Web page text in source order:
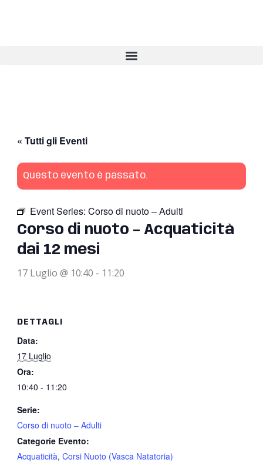
« Tutti gli Eventi
Questo evento è passato.
Event Series: Corso di nuoto – Adulti
Corso di nuoto – Acquaticità
dai 12 mesi
17 Luglio @ 10:40 - 11:20
DETTAGLI
Data:
17 Luglio
Ora:
10:40 - 11:20
Serie:
Corso di nuoto – Adulti
Categorie Evento:
Acquaticità, Corsi Nuoto (Vasca Natatoria)